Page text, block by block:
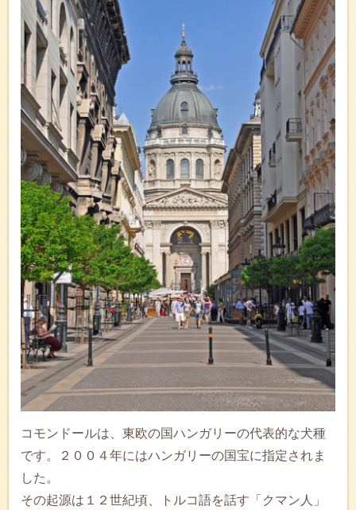
コモンドールは、東欧の国ハンガリーの代表的な犬種
です。２００４年にはハンガリーの国宝に指定されま
した。
その起源は１２世紀頃、トルコ語を話す「クマン人」